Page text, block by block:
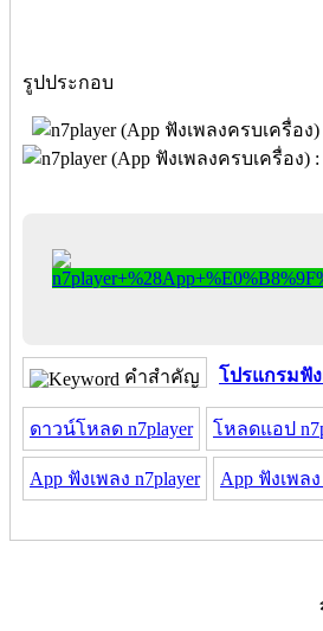
รูปประกอบ
คำสำคัญ โปรแกรมฟัง
ดาวน์โหลด n7player โหลดแอป
App ฟังเพลง n7player App ฟังเพล